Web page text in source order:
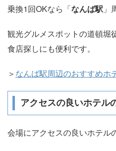
乗換1回OKなら「なんば駅 」
観光グルメスポットの道頓堀
食店探しにも便利です。
＞ なんば駅周辺のおすすめホ
アクセスの良いホテル
会場にアクセスの良いホテル